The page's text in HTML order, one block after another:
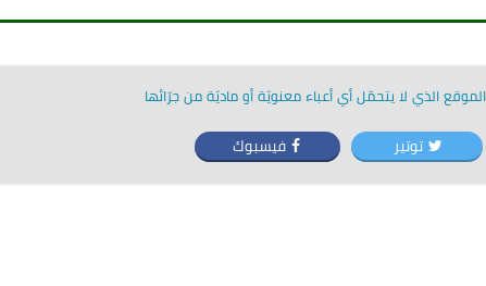
الذي لا يتحمّل أي أعباء معنويّة أو ماديّة من جرّائها
توتير فيسبوك